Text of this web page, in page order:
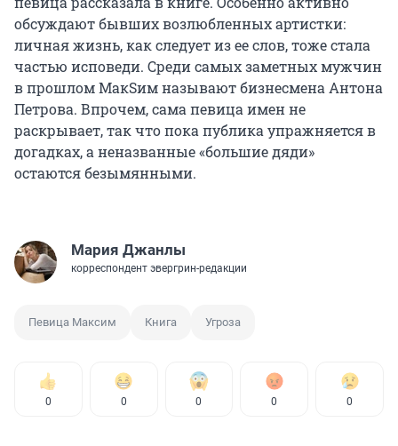
обсуждают бывших возлюбленных артистки:
личная жизнь, как следует из ее слов, тоже стала
частью исповеди. Среди самых заметных мужчин
в прошлом МакSим называют бизнесмена Антона
Петрова. Впрочем, сама певица имен не
раскрывает, так что пока публика упражняется в
догадках, а неназванные «большие дяди»
остаются безымянными.
Мария Джанлы
корреспондент эвергрин-редакции
Певица Максим Книга Угроза
0 0 0 0 0